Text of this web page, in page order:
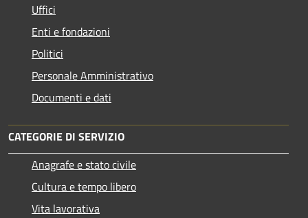
Uffici
Enti e fondazioni
Politici
Personale Amministrativo
Documenti e dati
CATEGORIE DI SERVIZIO
Anagrafe e stato civile
Cultura e tempo libero
Vita lavorativa